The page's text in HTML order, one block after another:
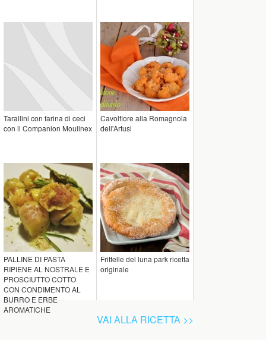
Tarallini con farina di ceci
con il Companion Moulinex
Cavolfiore alla Romagnola
dell'Artusi
PALLINE DI PASTA
RIPIENE AL NOSTRALE E
PROSCIUTTO COTTO
CON CONDIMENTO AL
BURRO E ERBE
AROMATICHE
Frittelle del luna park ricetta
originale
VAI ALLA RICETTA >>